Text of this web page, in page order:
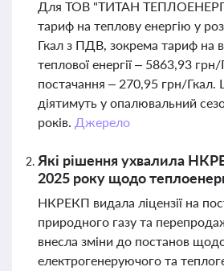
Для ТОВ "ТИТАН
тариф на теплову енергію у
Гкал з ПДВ, зокрема тариф на
теплової енергії – 5863,93 грн/
постачання – 270,95 грн/Гкал.
діятимуть у опалювальний
років. Джерело
Які рішення ухвалила
2025 року щодо
НКРЕКП видала ліцензії на
природного газу та
внесла зміни до постанов
електрогенеруючого та